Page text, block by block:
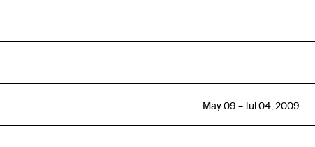
May 09 – Jul 04, 2009